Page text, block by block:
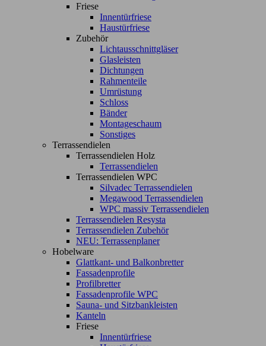
Friese
Innentürfriese
Haustürfriese
Zubehör
Lichtausschnittgläser
Glasleisten
Dichtungen
Rahmenteile
Umrüstung
Schloss
Bänder
Montageschaum
Sonstiges
Terrassendielen
Terrassendielen Holz
Terrassendielen
Terrassendielen WPC
Silvadec Terrassendielen
Megawood Terrassendielen
WPC massiv Terrassendielen
Terrassendielen Resysta
Terrassendielen Zubehör
NEU: Terrassenplaner
Hobelware
Glattkant- und Balkonbretter
Fassadenprofile
Profilbretter
Fassadenprofile WPC
Sauna- und Sitzbankleisten
Kanteln
Friese
Innentürfriese